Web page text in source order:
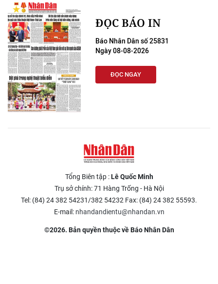
ĐỌC BÁO IN
Báo Nhân Dân số 25831
Ngày 08-08-2026
ĐỌC NGAY
Tổng Biên tập :Lê Quốc Minh
Trụ sở chính: 71 Hàng Trống - Hà Nội
Tel: (84) 24 382 54231/382 54232 Fax: (84) 24 382 55593.
E-mail: nhandandientu@nhandan.vn
©2026. Bản quyền thuộc về Báo Nhân Dân